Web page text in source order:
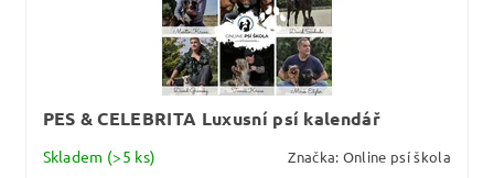
PES & CELEBRITA Luxusní psí kalendář
Skladem (>5 ks) Značka: Online psí škola